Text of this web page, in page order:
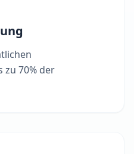
70% der